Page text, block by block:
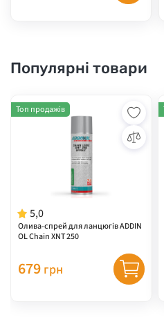
Популярні товари
5,0
Олива-спрей для ланцюгів ADDIN
OL Chain XNT 250
Топ продажів
679 грн